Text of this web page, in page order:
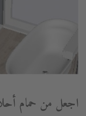
اجعل من حمام